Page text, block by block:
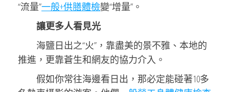
“流量”一般+供膳體檢變“增量”。
讓更多人看見光
海鹽日出之“火”，靠盡美的景不雅、本地的
推進，更靠蒼生和網友的協力介入。
假如你常往海邊看日出，那必定能碰著10多